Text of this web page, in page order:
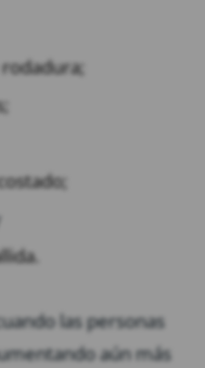
las personas
aún más